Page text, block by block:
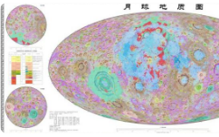
Iptek
AI kini bisa merancang virus
ilmuwan berhasil
baru
Indonesia •07 Aug 2026